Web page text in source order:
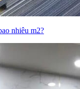
nhiêu m2?